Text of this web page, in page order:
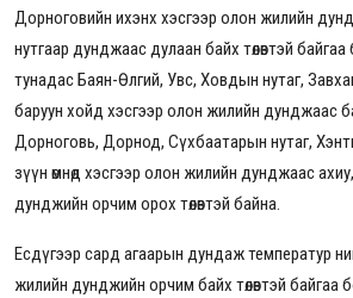
Дорноговийн ихэнх хэсгээр олон жилийн
нутгаар дунджаас дулаан байх төлөвтэй
тунадас Баян-Өлгий, Увс, Ховдын нутаг,
баруун хойд хэсгээр олон жилийн дунджаас
Дорноговь, Дорнод, Сүхбаатарын нутаг,
зүүн өмнөд хэсгээр олон жилийн дунджаас
дунджийн орчим орох төлөвтэй байна.
Есдүгээр сард агаарын дундаж температур
жилийн дунджийн орчим байх төлөвтэй байгаа